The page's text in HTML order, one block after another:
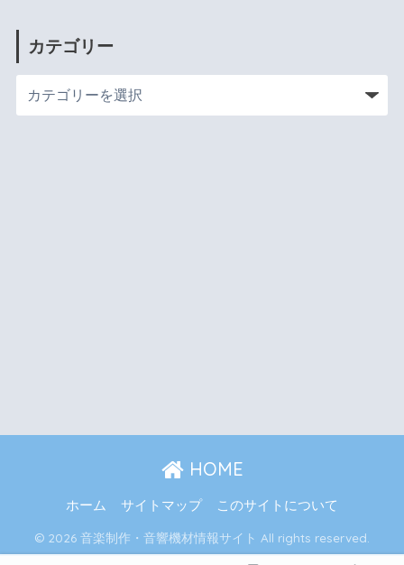
カテゴリー
HOME
ホーム サイトマップ このサイトについて
© 2026 音楽制作・音響機材情報サイト All rights reserved.